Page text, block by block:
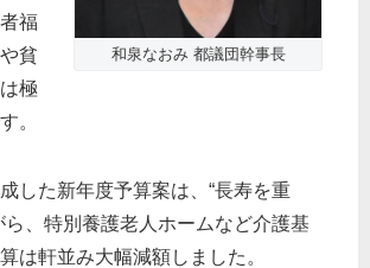
和泉なおみ 都議団幹事長
福
貧
極
。
した新年度予算案は、“長寿を重
ら、特別養護老人ホームなど介護基
は軒並み大幅減額しました。